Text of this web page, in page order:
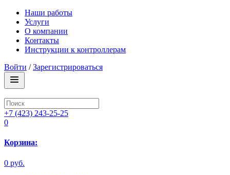
Наши работы
Услуги
О компании
Контакты
Инструкции к контроллерам
Войти /Зарегистрироваться
+7 (423) 243-25-25
0
Корзина:
0 руб.